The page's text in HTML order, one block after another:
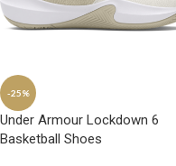
-25%
Under Armour Lockdown 6
Basketball Shoes